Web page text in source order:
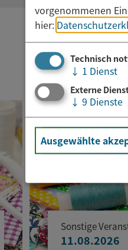
Sonstige
11.08.2026
vorgenommenen
hier:
Technisch
↓ 1 Dienst
Externe
↓ 9 Dienste
Ausgewählte